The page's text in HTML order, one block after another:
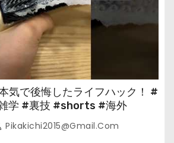
気で後悔したライフハック！ #
学 #裏技 #shorts #海外
Pikakichi2015@gmail.com